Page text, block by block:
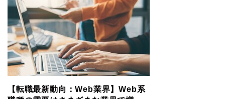
【転職最新動向：Web業界】Web系